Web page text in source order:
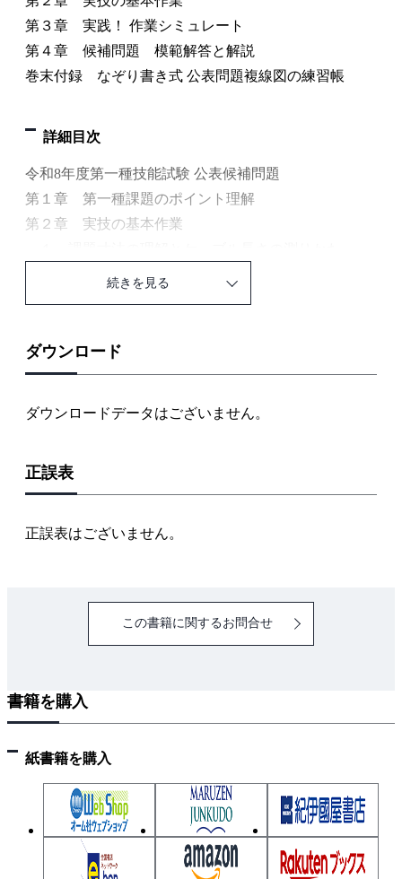
第３章 実践！ 作業シミュレート
第４章 候補問題 模範解答と解説
巻末付録 なぞり書き式 公表問題複線図の練習帳
詳細目次
令和8年度第一種技能試験 公表候補問題
第１章 第一種課題のポイント理解
第２章 実技の基本作業
２ 電線の絶縁被覆とケーブル外装のはぎ取り
５ ねじ止め端子の器具への結線
６ 埋込連用器具への結線
８ アウトレットボックスと電線管の接続
10 【参考手順】電工ナイフを使う被覆のはぎ取り
かた
第３章 実践！ 作業シミュレート
第４章 候補問題 模範解答と解説
巻末付録 なぞり書き式 公表問題複線図の練習帳
１ 複線図を正しく描けるようにしておこう
本書で使用した材料一式
続きを見る
ダウンロード
ダウンロードデータはございません。
正誤表
正誤表はございません。
この書籍に関するお問合せ
書籍を購入
紙書籍を購入